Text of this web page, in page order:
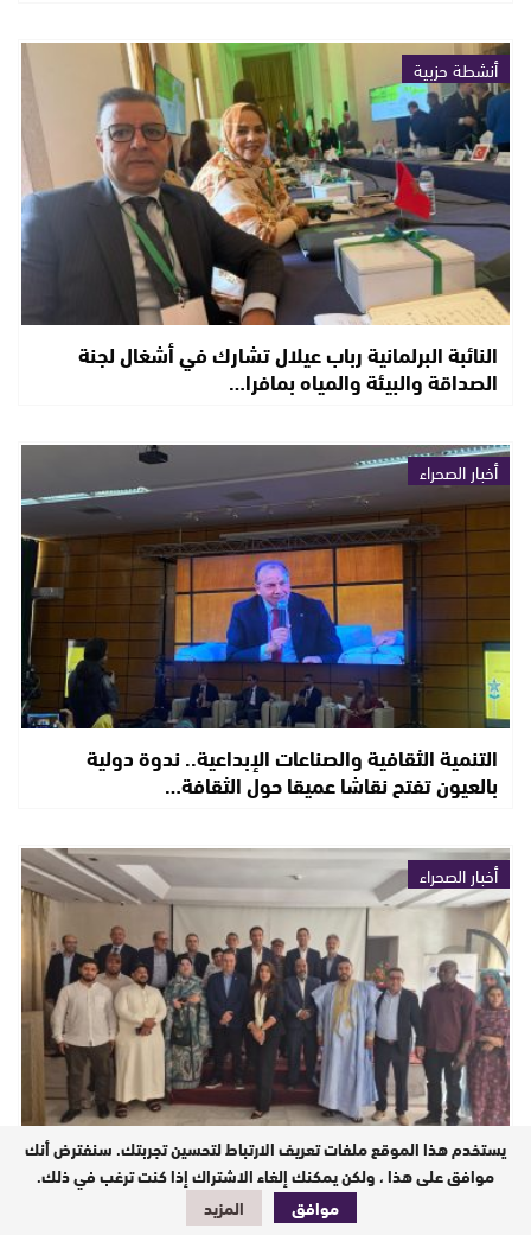
أنشطة حزبية
النائبة البرلمانية رباب عيلال تشارك في أشغال لجنة
الصداقة والبيئة والمياه بمافرا…
أخبار الصحراء
التنمية الثقافية والصناعات الإبداعية.. ندوة دولية
بالعيون تفتح نقاشا عميقا حول الثقافة…
أخبار الصحراء
حملة رئاسة الCGEM تحط بالعيون … والتازي ينصت و
يتعهد بدعم تنافسية مقاولات الجهة
يستخدم هذا الموقع ملفات تعريف الارتباط لتحسين تجربتك. سنفترض أنك
موافق على هذا ، ولكن يمكنك إلغاء الاشتراك إذا كنت ترغب في ذلك.
موافق
المزيد